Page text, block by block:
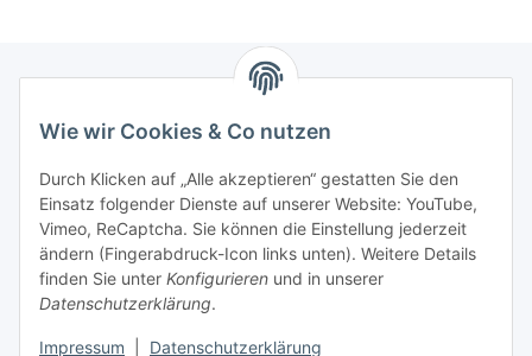
Wie wir Cookies & Co nutzen
Durch Klicken auf „Alle akzeptieren“ gestatten Sie den
Einsatz folgender Dienste auf unserer Website: YouTube,
Vimeo, ReCaptcha. Sie können die Einstellung jederzeit
ändern (Fingerabdruck-Icon links unten). Weitere Details
finden Sie unter Konfigurieren und in unserer
Datenschutzerklärung.
Impressum Datenschutzerklärung
Zahlungsmöglichkeiten
Versandinformationen
Gesetzliche Informationen